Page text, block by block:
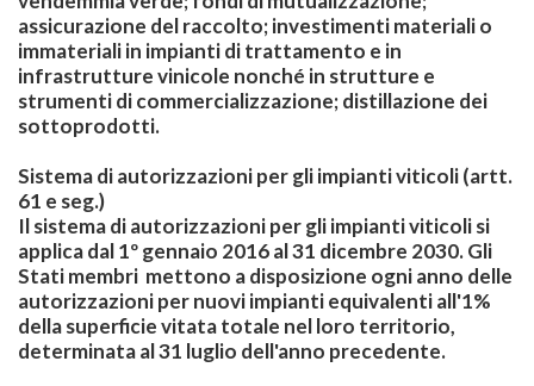
assicurazione del raccolto; investimenti materiali o
immateriali in impianti di trattamento e in
infrastrutture vinicole nonché in strutture e
strumenti di commercializzazione; distillazione dei
sottoprodotti.
Sistema di autorizzazioni per gli impianti viticoli(artt.
61 e seg.)
Il sistema di autorizzazioni per gli impianti viticoli si
applica dal 1º gennaio 2016 al 31 dicembre 2030. Gli
Stati membri mettono a disposizione ogni anno delle
autorizzazioni per nuovi impianti equivalenti all'1%
della superficie vitata totale nel loro territorio,
determinata al 31 luglio dell'anno precedente.